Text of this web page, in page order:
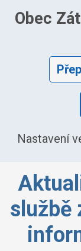
Obec
Nastavení
službě